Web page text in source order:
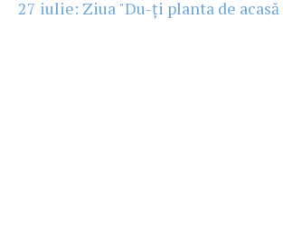
27 iulie: Ziua "Du-ți planta de